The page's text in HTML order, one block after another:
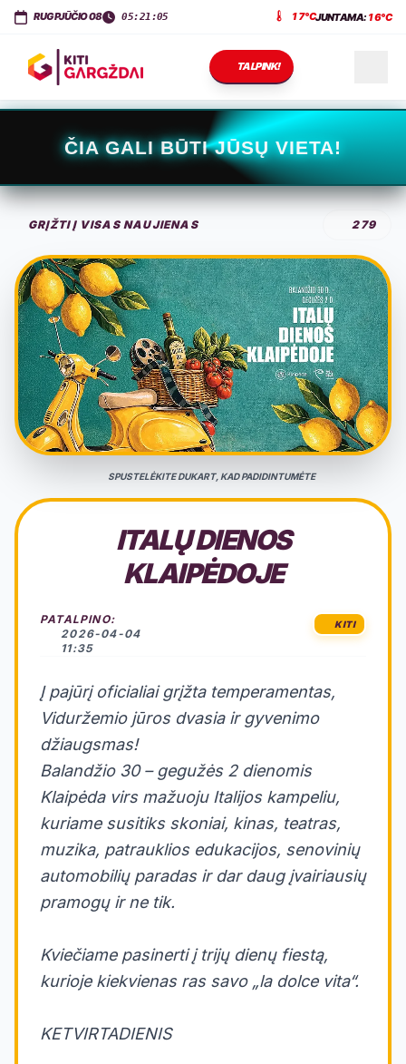
KITI GARGŽDAI Dariaus ir Girėno g. 11 LT-96143 Gargždai
RUGPJŪČIO 08 05:21:06 17°CJUNTAMA: 16°C
TALPINK!
NAUJIENOS
RENGINIAI
PASLAUGOS
KONTAKTAI
ČIA GALI BŪTI JŪSŲ VIETA!
GRĮŽTI Į VISAS NAUJIENAS 279
SPUSTELĖKITE DUKART, KAD PADIDINTUMĖTE
ITALŲ DIENOS
KLAIPĖDOJE
PATALPINO:
2026-04-04
11:35
KITI
Į pajūrį oficialiai grįžta temperamentas,
Viduržemio jūros dvasia ir gyvenimo
džiaugsmas!
Balandžio 30 – gegužės 2 dienomis
Klaipėda virs mažuoju Italijos kampeliu,
kuriame susitiks skoniai, kinas, teatras,
muzika, patrauklios edukacijos, senovinių
automobilių paradas ir dar daug įvairiausių
pramogų ir ne tik.
Kviečiame pasinerti į trijų dienų fiestą,
kurioje kiekvienas ras savo „la dolce vita“.
KETVIRTADIENIS